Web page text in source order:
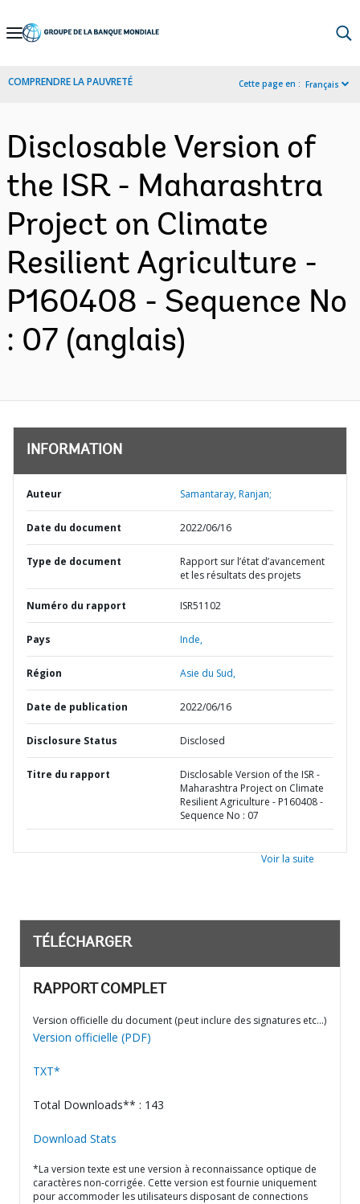
Skip
Navigation
COMPRENDRE LA PAUVRETÉ Cette page en : Français
Disclosable Version of
the ISR - Maharashtra
Project on Climate
Resilient Agriculture -
P160408 - Sequence No
: 07 (anglais)
INFORMATION
Auteur Samantaray, Ranjan;
Date du document 2022/06/16
Type de document
Rapport sur l’état d’avancement
et les résultats des projets
Numéro du rapport ISR51102
Pays Inde,
Région Asie du Sud,
Date de publication 2022/06/16
Disclosure Status Disclosed
Titre du rapport
Disclosable Version of the ISR -
Maharashtra Project on Climate
Resilient Agriculture - P160408 -
Sequence No : 07
Voir la suite
TÉLÉCHARGER
RAPPORT COMPLET
Version officielle du document (peut inclure des signatures etc…)
Version officielle (PDF)
TXT*
Total Downloads** : 143
Download Stats
*La version texte est une version à reconnaissance optique de
caractères non-corrigée. Cette version est fournie uniquement
pour accommoder les utilisateurs disposant de connections